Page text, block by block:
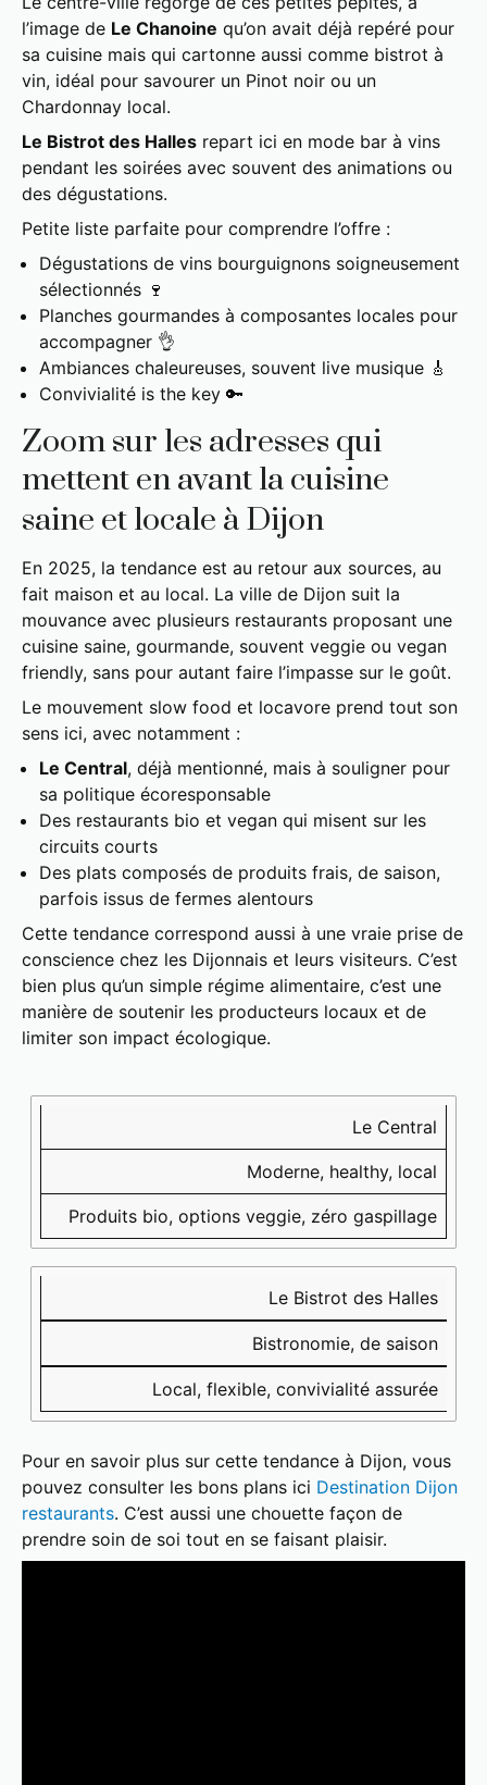
l’image de Le Chanoine qu’on avait déjà repéré pour
sa cuisine mais qui cartonne aussi comme bistrot à
vin, idéal pour savourer un Pinot noir ou un
Chardonnay local.
Le Bistrot des Halles repart ici en mode bar à vins
pendant les soirées avec souvent des animations ou
des dégustations.
Petite liste parfaite pour comprendre l’offre :
Dégustations de vins bourguignons soigneusement
sélectionnés 🍷
Planches gourmandes à composantes locales pour
accompagner 👌
Ambiances chaleureuses, souvent live musique 🎸
Convivialité is the key 🔑
Zoom sur les adresses qui
mettent en avant la cuisine
saine et locale à Dijon
En 2025, la tendance est au retour aux sources, au
fait maison et au local. La ville de Dijon suit la
mouvance avec plusieurs restaurants proposant une
cuisine saine, gourmande, souvent veggie ou vegan
friendly, sans pour autant faire l’impasse sur le goût.
Le mouvement slow food et locavore prend tout son
sens ici, avec notamment :
Le Central, déjà mentionné, mais à souligner pour
sa politique écoresponsable
Des restaurants bio et vegan qui misent sur les
circuits courts
Des plats composés de produits frais, de saison,
parfois issus de fermes alentours
Cette tendance correspond aussi à une vraie prise de
conscience chez les Dijonnais et leurs visiteurs. C’est
bien plus qu’un simple régime alimentaire, c’est une
manière de soutenir les producteurs locaux et de
limiter son impact écologique.
Restaurant
Type
cuisine
Atouts
Le Central
Moderne, healthy, local
Produits bio, options veggie, zéro gaspillage
Le Bistrot des Halles
Bistronomie, de saison
Local, flexible, convivialité assurée
Pour en savoir plus sur cette tendance à Dijon, vous
pouvez consulter les bons plans ici Destination Dijon
restaurants. C’est aussi une chouette façon de
prendre soin de soi tout en se faisant plaisir.